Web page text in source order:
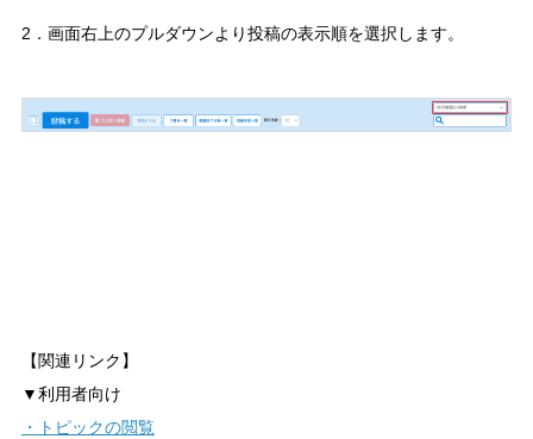
2．画面右上のプルダウンより投稿の表示順を選択します。
【関連リンク】
▼利用者向け
・トピックの閲覧